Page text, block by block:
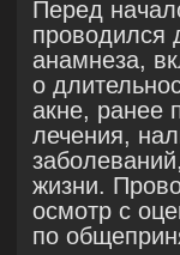
импульсов за
применялась
уровнях
импульсов за
Этап
с
с аргоновой
в рамках
уровни
воздействия
импульса